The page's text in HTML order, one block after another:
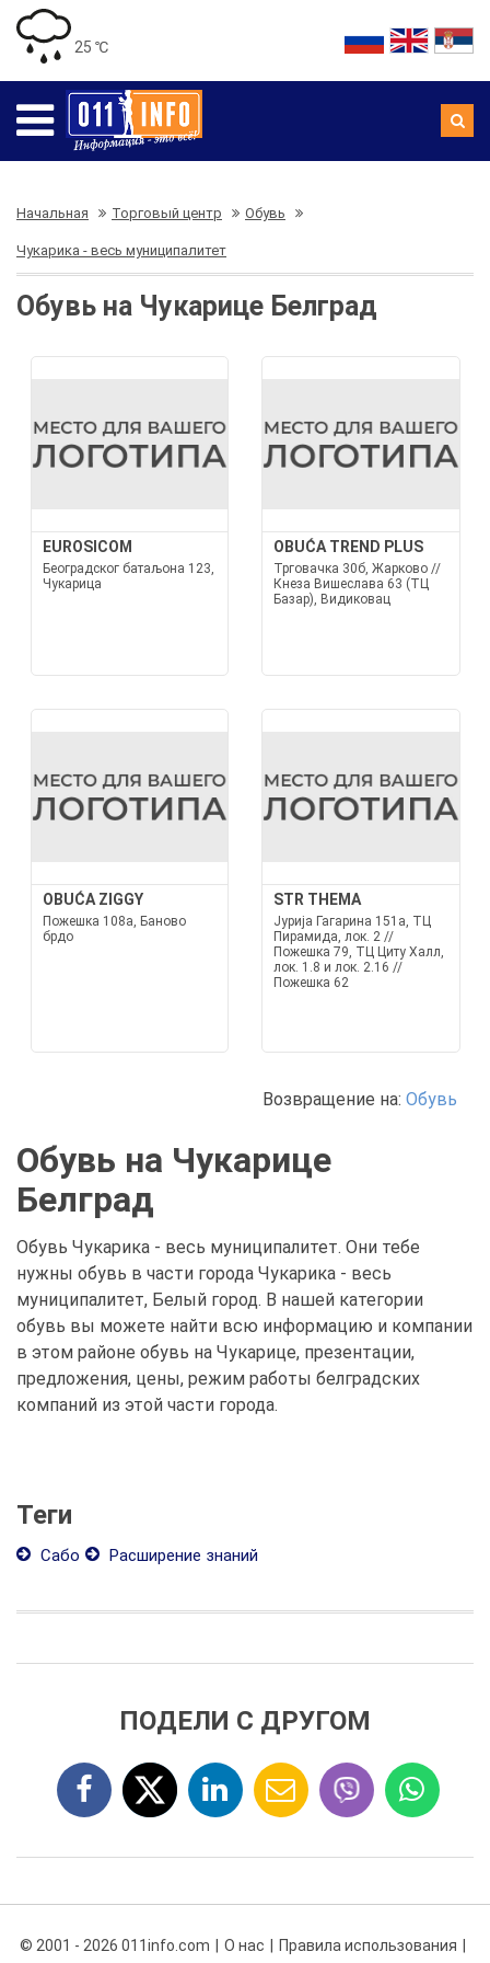
25 ℃
Начальная Торговый центр Обувь
Чукарика - весь муниципалитет
Обувь на Чукарице Белград
EUROSICOM
Београдског батаљона 123,
Чукарица
OBUĆA TREND PLUS
Трговачка 30б, Жарково //
Кнеза Вишеслава 63 (ТЦ
Базар), Видиковац
OBUĆA ZIGGY
Пожешка 108а, Баново
брдо
STR THEMA
Јурија Гагарина 151а, ТЦ
Пирамида, лок. 2 //
Пожешка 79, ТЦ Цитy Халл,
лок. 1.8 и лок. 2.16 //
Пожешка 62
Возвращение на: Обувь
Обувь на Чукарице
Белград
Обувь Чукарика - весь муниципалитет. Они тебе
нужны обувь в части города Чукарика - весь
муниципалитет, Белый город. В нашей категории
обувь вы можете найти всю информацию и компании
в этом районе обувь на Чукарице, презентации,
предложения, цены, режим работы белградских
компаний из этой части города.
Теги
Сабо Расширение знаний
ПОДЕЛИ С ДРУГОМ
© 2001 - 2026 011info.com О нас Правила использования